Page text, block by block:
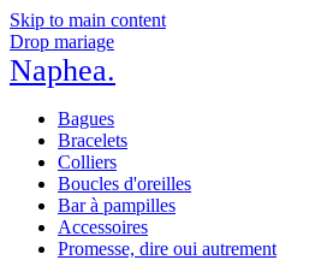
Skip to main content
Drop mariage
Naphea.
Bagues
Bracelets
Colliers
Boucles d'oreilles
Bar à pampilles
Accessoires
Promesse, dire oui autrement